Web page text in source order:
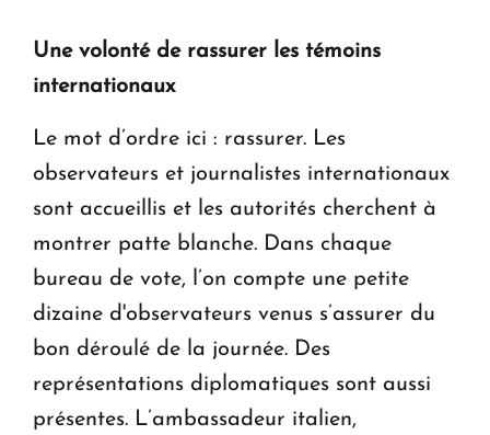
Une volonté de rassurer les témoins
internationaux
Le mot d’ordre ici : rassurer. Les
observateurs et journalistes internationaux
sont accueillis et les autorités cherchent à
montrer patte blanche. Dans chaque
bureau de vote, l’on compte une petite
dizaine d'observateurs venus s’assurer du
bon déroulé de la journée. Des
représentations diplomatiques sont aussi
présentes. L’ambassadeur italien,